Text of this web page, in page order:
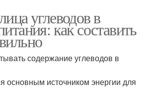
углеводов в
как составить
содержание углеводов в
основным источником энергии для